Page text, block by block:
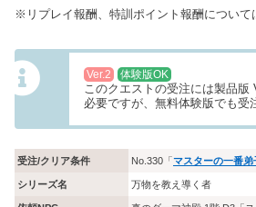
※リプレイ報酬、特訓ポイント報酬について
Ver.2
体験版OK
このクエストの受注には製品版
必要ですが、無料体験版でも受
受注/クリア条件 No.330「 マスターの一番弟
シリーズ名 万物を教え導く者